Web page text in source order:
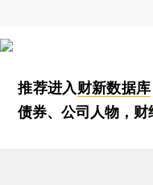
推荐进入财新数据库
债券、公司人物，财